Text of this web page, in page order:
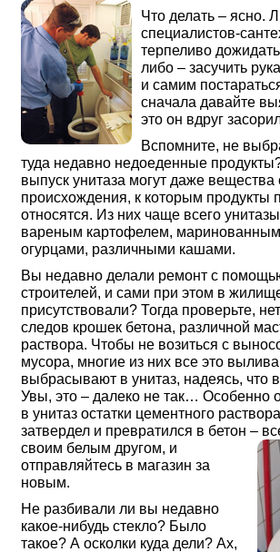
Что делать – ясно.
специалистов-
терпеливо
либо – засучить
и самим
сначала давайте
это он вдруг
Вспомните, не
туда недавно недоеденные
выпуск унитаза могут даже вещества
происхождения, к которым продукты
относятся. Из них чаще всего
вареным картофелем,
огурцами, различными кашами.
Вы недавно делали ремонт с
строителей, и сами при этом в
присутствовали? Тогда проверьте,
следов крошек бетона, различной
раствора. Чтобы не возиться с
мусора, многие из них все это
выбрасывают в унитаз, надеясь, что
Увы, это – далеко не так… Особенно
в унитаз остатки цементного
затвердел и превратился в бетон –
своим белым другом, и
отправляйтесь в магазин за
новым.
Не разбивали ли вы недавно
какое-нибудь стекло? Было
такое? А осколки куда дели? Ах,